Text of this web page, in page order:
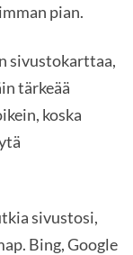
pian.
sivustokarttaa,
tärkeää
koska
sivustosi,
Bing, Google